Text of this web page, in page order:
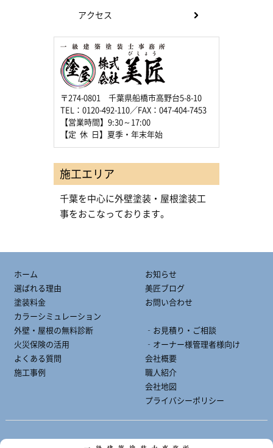
アクセス
〒274-0801 千葉県船橋市高野台5-8-10
TEL：0120-492-110／FAX：047-404-7453
【営業時間】9:30～17:00
【定 休 日】夏季・年末年始
施工エリア
千葉を中心に外壁塗装・屋根塗装工
事をおこなっております。
ホーム
選ばれる理由
塗装料金
カラーシミュレーション
外壁・屋根の無料診断
火災保険の活用
よくある質問
施工事例
お知らせ
美匠ブログ
お問い合わせ
‐お見積り・ご相談
‐オーナー様管理者様向け
会社概要
職人紹介
会社地図
プライバシーポリシー